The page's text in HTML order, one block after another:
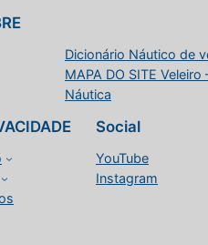
Dicionário Náutico de
MAPA DO SITE
Náutica
Social
YouTube
Instagram